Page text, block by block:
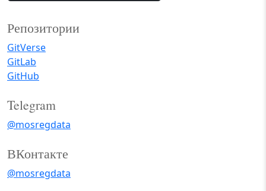
Репозитории
GitVerse
GitLab
GitHub
Telegram
@mosregdata
ВКонтакте
@mosregdata